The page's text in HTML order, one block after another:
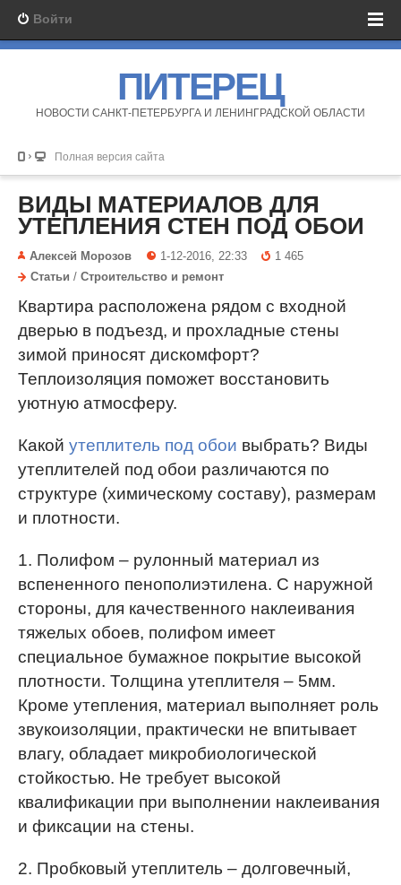
Войти
ПИТЕРЕЦ
НОВОСТИ САНКТ-ПЕТЕРБУРГА И ЛЕНИНГРАДСКОЙ ОБЛАСТИ
Полная версия сайта
ВИДЫ МАТЕРИАЛОВ ДЛЯ
УТЕПЛЕНИЯ СТЕН ПОД ОБОИ
Алексей Морозов 1-12-2016, 22:33
1 465
Статьи / Строительство и ремонт
Квартира расположена рядом с входной
дверью в подъезд, и прохладные стены
зимой приносят дискомфорт?
Теплоизоляция поможет восстановить
уютную атмосферу.
Какой утеплитель под обои выбрать? Виды
утеплителей под обои различаются по
структуре (химическому составу), размерам
и плотности.
1. Полифом – рулонный материал из
вспененного пенополиэтилена. С наружной
стороны, для качественного наклеивания
тяжелых обоев, полифом имеет
специальное бумажное покрытие высокой
плотности. Толщина утеплителя – 5мм.
Кроме утепления, материал выполняет роль
звукоизоляции, практически не впитывает
влагу, обладает микробиологической
стойкостью. Не требует высокой
квалификации при выполнении наклеивания
и фиксации на стены.
2. Пробковый утеплитель – долговечный,